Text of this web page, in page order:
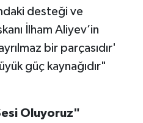
desteği ve
İlham Aliyev’in
bir parçasıdır'
güç kaynağıdır"
Oluyoruz"